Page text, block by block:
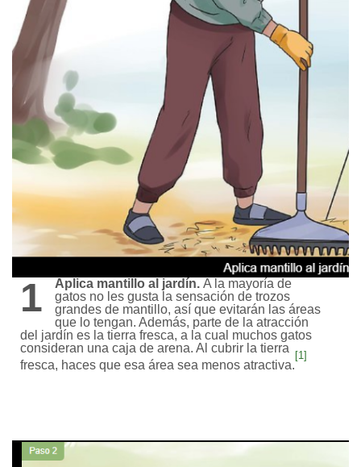
1 Aplica mantillo al jardín. A la mayoría de
gatos no les gusta la sensación de trozos
grandes de mantillo, así que evitarán las áreas
que lo tengan. Además, parte de la atracción
del jardín es la tierra fresca, a la cual muchos gatos
consideran una caja de arena. Al cubrir la tierra
fresca, haces que esa área sea menos atractiva.
[1]